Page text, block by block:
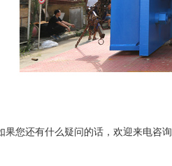
果您还有什么疑问的话，欢迎来电咨询